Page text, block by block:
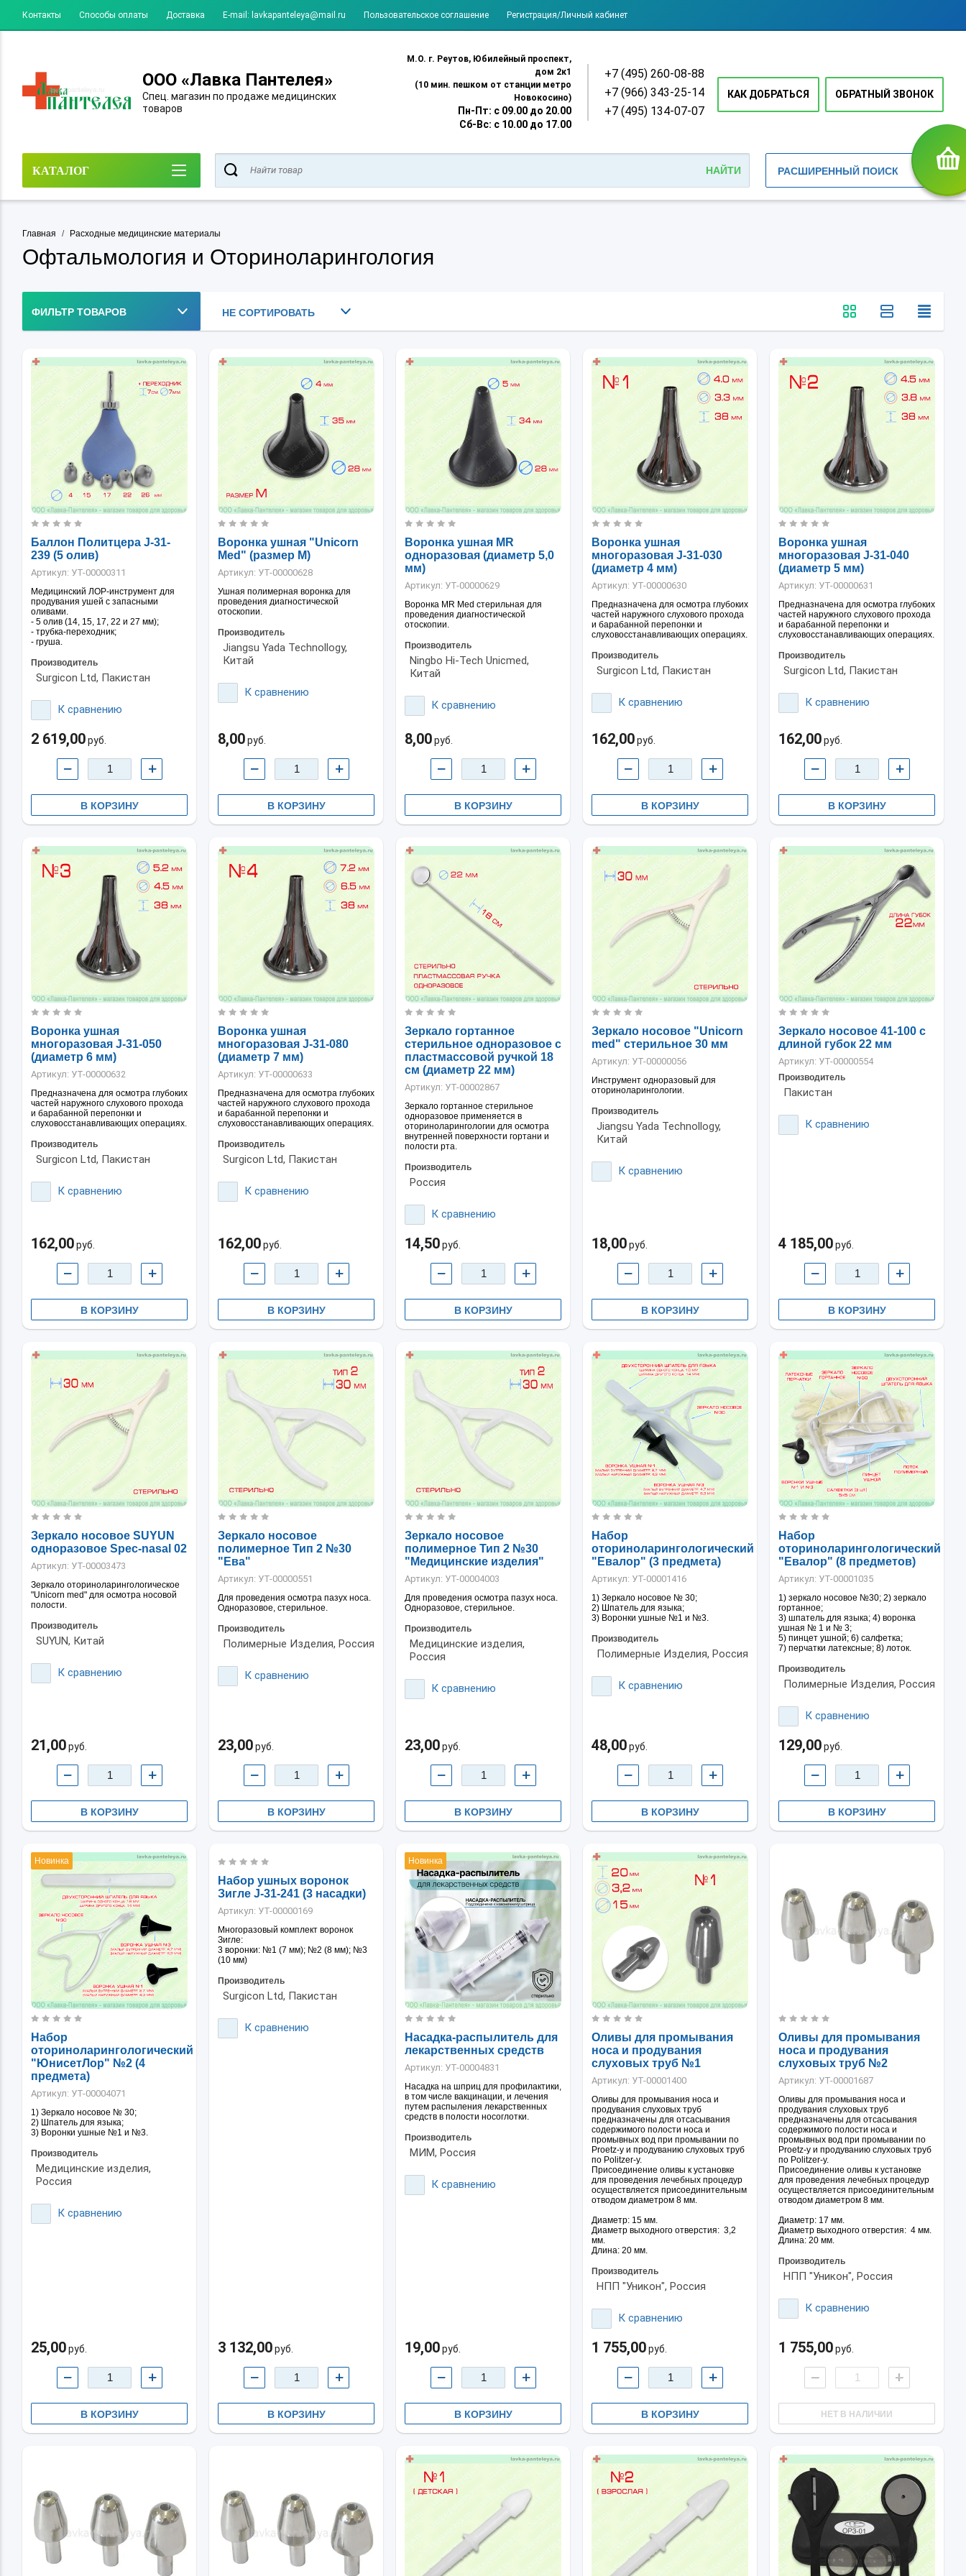
Контакты Способы оплаты Доставка E-mail: lavkapanteleya@mail.ru Пользовательское соглашение Регистрация/Личный кабинет
ООО «Лавка Пантелея»
Спец. магазин по продаже медицинских
товаров
М.О. г. Реутов, Юбилейный проспект,
дом 2к1
(10 мин. пешком от станции метро
Новокосино)
Пн-Пт: с 09.00 до 20.00
Сб-Вс: с 10.00 до 17.00
+7 (495) 260-08-88
+7 (966) 343-25-14
+7 (495) 134-07-07
КАК ДОБРАТЬСЯ ОБРАТНЫЙ ЗВОНОК
КАТАЛОГ РАСШИРЕННЫЙ ПОИСК
Главная / Расходные медицинские материалы
Офтальмология и Оториноларингология
ФИЛЬТР ТОВАРОВ НЕ СОРТИРОВАТЬ
Баллон Политцера J-31-
239 (5 олив)
Артикул: УТ-00000311
Медицинский ЛОР-инструмент для
продувания ушей с запасными
оливами.
- 5 олив (14, 15, 17, 22 и 27 мм);
- трубка-переходник;
- груша.
Производитель
Surgicon Ltd, Пакистан
К сравнению
2 619,00руб.
− +
В КОРЗИНУ
Воронка ушная "Unicorn
Med" (размер M)
Артикул: УТ-00000628
Ушная полимерная воронка для
проведения диагностической
отоскопии.
Производитель
Jiangsu Yada Technollogy,
Китай
К сравнению
8,00руб.
− +
В КОРЗИНУ
Воронка ушная MR
одноразовая (диаметр 5,0
мм)
Артикул: УТ-00000629
Воронка MR Med стерильная для
проведения диагностической
отоскопии.
Производитель
Ningbo Hi-Tech Unicmed,
Китай
К сравнению
8,00руб.
− +
В КОРЗИНУ
Воронка ушная
многоразовая J-31-030
(диаметр 4 мм)
Артикул: УТ-00000630
Предназначена для осмотра глубоких
частей наружного слухового прохода
и барабанной перепонки и
слуховосстанавливающих операциях.
Производитель
Surgicon Ltd, Пакистан
К сравнению
162,00руб.
− +
В КОРЗИНУ
Воронка ушная
многоразовая J-31-040
(диаметр 5 мм)
Артикул: УТ-00000631
Предназначена для осмотра глубоких
частей наружного слухового прохода
и барабанной перепонки и
слуховосстанавливающих операциях.
Производитель
Surgicon Ltd, Пакистан
К сравнению
162,00руб.
− +
В КОРЗИНУ
Воронка ушная
многоразовая J-31-050
(диаметр 6 мм)
Артикул: УТ-00000632
Предназначена для осмотра глубоких
частей наружного слухового прохода
и барабанной перепонки и
слуховосстанавливающих операциях.
Производитель
Surgicon Ltd, Пакистан
К сравнению
162,00руб.
− +
В КОРЗИНУ
Воронка ушная
многоразовая J-31-080
(диаметр 7 мм)
Артикул: УТ-00000633
Предназначена для осмотра глубоких
частей наружного слухового прохода
и барабанной перепонки и
слуховосстанавливающих операциях.
Производитель
Surgicon Ltd, Пакистан
К сравнению
162,00руб.
− +
В КОРЗИНУ
Зеркало гортанное
стерильное одноразовое с
пластмассовой ручкой 18
см (диаметр 22 мм)
Артикул: УТ-00002867
Зеркало гортанное стерильное
одноразовое применяется в
оториноларингологии для осмотра
внутренней поверхности гортани и
полости рта.
Производитель
Россия
К сравнению
14,50руб.
− +
В КОРЗИНУ
Зеркало носовое "Unicorn
med" стерильное 30 мм
Артикул: УТ-00000056
Инструмент одноразовый для
оториноларингологии.
Производитель
Jiangsu Yada Technollogy,
Китай
К сравнению
18,00руб.
− +
В КОРЗИНУ
Зеркало носовое 41-100 с
длиной губок 22 мм
Артикул: УТ-00000554
Производитель
Пакистан
К сравнению
4 185,00руб.
− +
В КОРЗИНУ
Зеркало носовое SUYUN
одноразовое Spec-nasal 02
Артикул: УТ-00003473
Зеркало оториноларингологическое
"Unicorn med" для осмотра носовой
полости.
Производитель
SUYUN, Китай
К сравнению
21,00руб.
− +
В КОРЗИНУ
Зеркало носовое
полимерное Тип 2 №30
"Ева"
Артикул: УТ-00000551
Для проведения осмотра пазух носа.
Одноразовое, стерильное.
Производитель
Полимерные Изделия, Россия
К сравнению
23,00руб.
− +
В КОРЗИНУ
Зеркало носовое
полимерное Тип 2 №30
"Медицинские изделия"
Артикул: УТ-00004003
Для проведения осмотра пазух носа.
Одноразовое, стерильное.
Производитель
Медицинские изделия,
Россия
К сравнению
23,00руб.
− +
В КОРЗИНУ
Набор
оториноларингологический
"Евалор" (3 предмета)
Артикул: УТ-00001416
1) Зеркало носовое № 30;
2) Шпатель для языка;
3) Воронки ушные №1 и №3.
Производитель
Полимерные Изделия, Россия
К сравнению
48,00руб.
− +
В КОРЗИНУ
Набор
оториноларингологический
"Евалор" (8 предметов)
Артикул: УТ-00001035
1) зеркало носовое №30; 2) зеркало
гортанное;
3) шпатель для языка; 4) воронка
ушная № 1 и № 3;
5) пинцет ушной; 6) салфетка;
7) перчатки латексные; 8) лоток.
Производитель
Полимерные Изделия, Россия
К сравнению
129,00руб.
− +
В КОРЗИНУ
Новинка
Набор
оториноларингологический
"ЮнисетЛор" №2 (4
предмета)
Артикул: УТ-00004071
1) Зеркало носовое № 30;
2) Шпатель для языка;
3) Воронки ушные №1 и №3.
Производитель
Медицинские изделия,
Россия
К сравнению
25,00руб.
− +
В КОРЗИНУ
Набор ушных воронок
Зигле J-31-241 (3 насадки)
Артикул: УТ-00000169
Многоразовый комплект воронок
Зигле:
3 воронки: №1 (7 мм); №2 (8 мм); №3
(10 мм)
Производитель
Surgicon Ltd, Пакистан
К сравнению
3 132,00руб.
− +
В КОРЗИНУ
Новинка
Насадка-распылитель для
лекарственных средств
Артикул: УТ-00004831
Насадка на шприц для профилактики,
в том числе вакцинации, и лечения
путем распыления лекарственных
средств в полости носоглотки.
Производитель
МИМ, Россия
К сравнению
19,00руб.
− +
В КОРЗИНУ
Оливы для промывания
носа и продувания
слуховых труб №1
Артикул: УТ-00001400
Оливы для промывания носа и
продувания слуховых труб
предназначены для отсасывания
содержимого полости носа и
промывных вод при промывании по
Proetz-у и продуванию слуховых труб
по Politzer-у.
Присоединение оливы к установке
для проведения лечебных процедур
осуществляется присоединительным
отводом диаметром 8 мм.
Диаметр: 15 мм.
Диаметр выходного отверстия: 3,2
мм.
Длина: 20 мм.
Производитель
НПП "Уникон", Россия
К сравнению
1 755,00руб.
− +
В КОРЗИНУ
Оливы для промывания
носа и продувания
слуховых труб №2
Артикул: УТ-00001687
Оливы для промывания носа и
продувания слуховых труб
предназначены для отсасывания
содержимого полости носа и
промывных вод при промывании по
Proetz-у и продуванию слуховых труб
по Politzer-у.
Присоединение оливы к установке
для проведения лечебных процедур
осуществляется присоединительным
отводом диаметром 8 мм.
Диаметр: 17 мм.
Диаметр выходного отверстия: 4 мм.
Длина: 20 мм.
Производитель
НПП "Уникон", Россия
К сравнению
1 755,00руб.
− +
НЕТ В НАЛИЧИИ